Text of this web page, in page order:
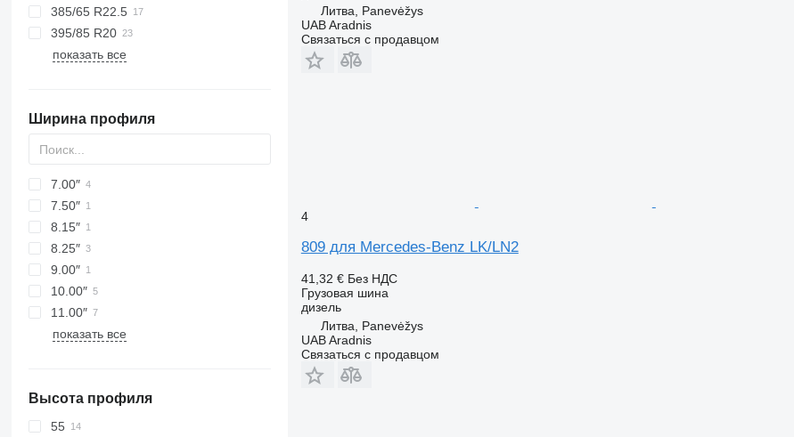
385/65 R22.5
395/85 R20
показать все
Ширина профиля
7.00″
7.50″
8.15″
8.25″
9.00″
10.00″
11.00″
показать все
Высота профиля
55
Литва, Panevėžys
UAB Aradnis
Связаться с продавцом
4
809 для Mercedes-Benz LK/LN2
41,32 € Без НДС
Грузовая шина
дизель
Литва, Panevėžys
UAB Aradnis
Связаться с продавцом